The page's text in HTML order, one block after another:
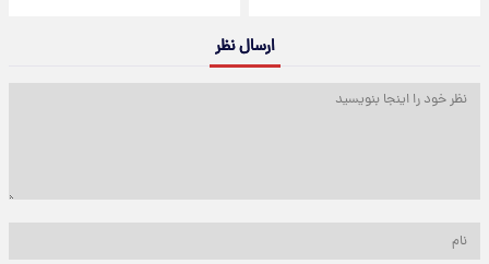
ارسال نظر